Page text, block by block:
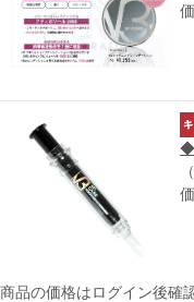
商品の価格はログイン後確